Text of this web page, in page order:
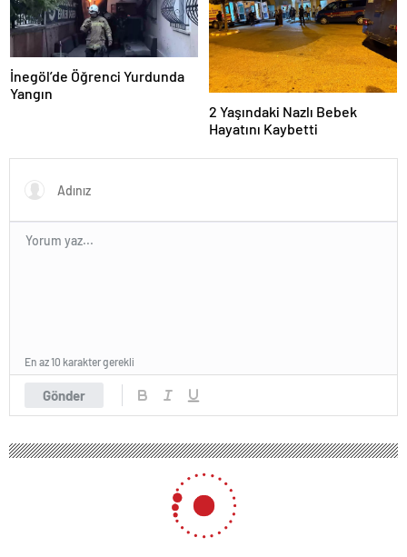
İnegöl’de Öğrenci Yurdunda
Yangın
2 Yaşındaki Nazlı Bebek
Hayatını Kaybetti
Gönder
En az 10 karakter gerekli